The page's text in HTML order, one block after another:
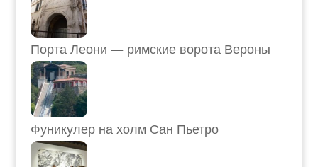
Порта Леони — римские ворота Вероны
Фуникулер на холм Сан Пьетро